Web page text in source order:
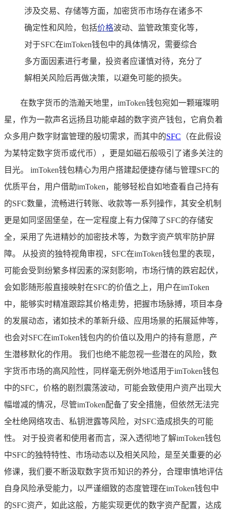
涉及交易、存储等方面，加密货币市场存在诸多不
确定性和风险，包括价格波动、监管政策变化等，
对于SFC在imToken钱包中的具体情况，需要综合
多方面因素进行考量，投资者应谨慎对待，充分了
解相关风险后再做决策，以避免可能的损失。
在数字货币的浩瀚天地里，imToken钱包宛如一颗璀璨明
星，作为一款声名远扬且功能卓越的数字资产钱包，它肩负着
众多用户数字财富管理的殷切需求，而其中的SFC （在此假设
为某特定数字货币或代币），更是如磁石般吸引了诸多关注的
目光。 imToken钱包精心为用户搭建起便捷存储与管理SFC的
优质平台，用户借助imToken，能够轻松自如地查看自己持有
的SFC数量，流畅进行转账、收款等一系列操作，其安全机制
更是如同坚固堡垒，在一定程度上有力保障了SFC的存储安
全，采用了先进精妙的加密技术等，为数字资产筑牢防护屏
障。 从投资的独特视角审视，SFC在imToken钱包里的表现，
可能会受到纷繁多样因素的深刻影响，市场行情的跌宕起伏，
会如影随形般直接映射在SFC的价值之上，用户在imToken
中，能够实时精准跟踪其价格走势，把握市场脉搏，项目本身
的发展动态，诸如技术的革新升级、应用场景的拓展延伸等，
也会对SFC在imToken钱包内的价值以及用户的持有意愿，产
生潜移默化的作用。 我们也绝不能忽视一些潜在的风险，数
字货币市场的高风险性，同样毫无例外地适用于imToken钱包
中的SFC，价格的剧烈震荡波动，可能会致使用户资产出现大
幅增减的情况，尽管imToken配备了安全措施，但依然无法完
全杜绝网络攻击、私钥泄露等风险，对SFC造成损失的可能
性。 对于投资者和使用者而言，深入透彻地了解imToken钱包
中SFC的独特特性、市场动态以及相关风险，是至关重要的必
修课，我们要不断汲取数字货币知识的养分，合理审慎地评估
自身风险承受能力，以严谨细致的态度管理在imToken钱包中
的SFC资产，如此这般，方能实现更优的数字资产配置，达成